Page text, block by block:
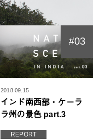
#03
2018.09.15
インド南西部・ケーラ
ラ州の景色 part.3
REPORT